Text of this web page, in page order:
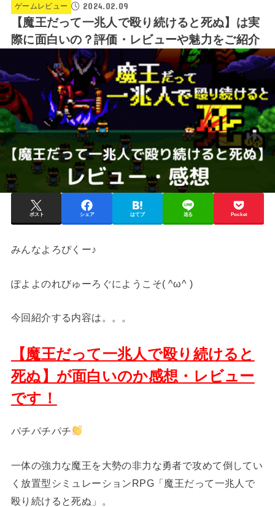
ゲームレビュー 2024.02.09
【魔王だって一兆人で殴り続けると死ぬ】は実
際に面白いの？評価・レビューや魅力をご紹介
ポスト シェア はてブ 送る Pocket
みんなよろぴくー♪
ぽよよのれびゅーろぐにようこそ( ^ω^ )
今回紹介する内容は。。。
【魔王だって一兆人で殴り続けると
死ぬ】が面白いのか感想・レビュー
です！
パチパチパチ
一体の強力な魔王を大勢の非力な勇者で攻めて倒してい
く放置型シミュレーションRPG「魔王だって一兆人で
殴り続けると死ぬ」。